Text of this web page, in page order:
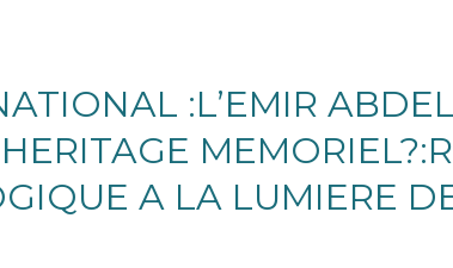
:L’EMIR
A LA LUMIERE